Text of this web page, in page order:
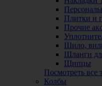
Плитки и
Прочие
Шило,
Шланги
Щипцы
Посмотреть все
Колбы